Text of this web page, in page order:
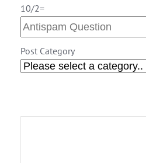
10/2=
Post Category